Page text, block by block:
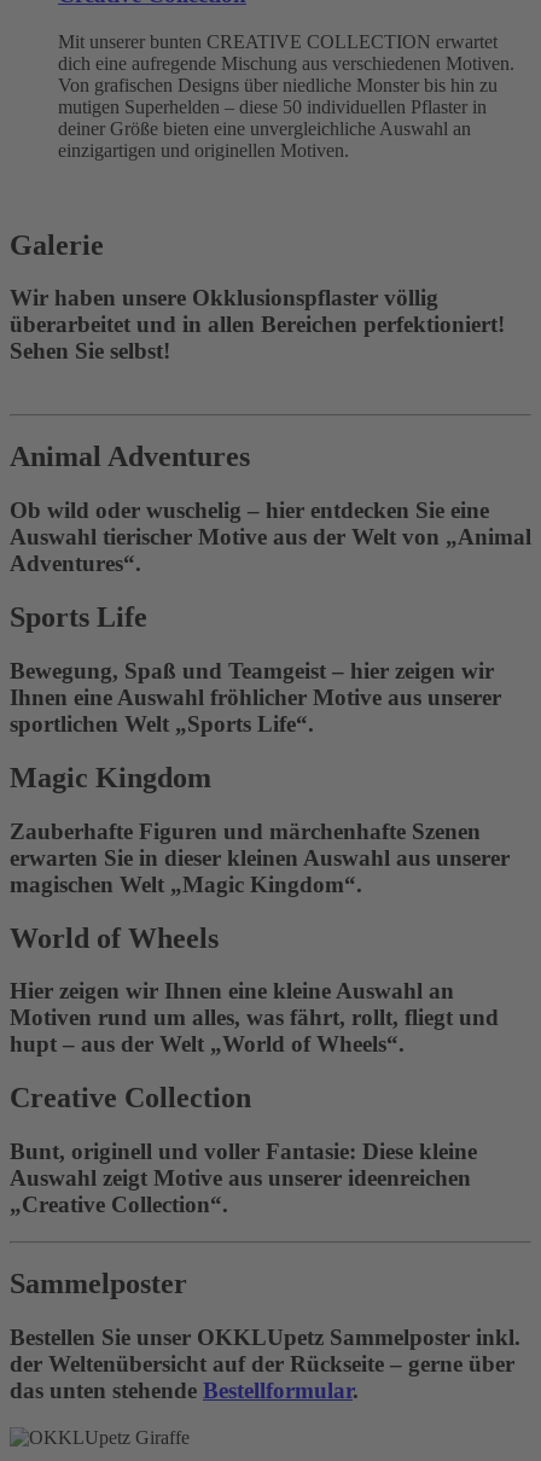
Mit unserer bunten CREATIVE COLLECTION erwartet
dich eine aufregende Mischung aus verschiedenen Motiven.
Von grafischen Designs über niedliche Monster bis hin zu
mutigen Superhelden – diese 50 individuellen Pflaster in
deiner Größe bieten eine unvergleichliche Auswahl an
einzigartigen und originellen Motiven.
Galerie
Wir haben unsere Okklusionspflaster völlig
überarbeitet und in allen Bereichen perfektioniert!
Sehen Sie selbst!
Animal Adventures
Ob wild oder wuschelig – hier entdecken Sie eine
Auswahl tierischer Motive aus der Welt von „Animal
Adventures“.
Sports Life
Bewegung, Spaß und Teamgeist – hier zeigen wir
Ihnen eine Auswahl fröhlicher Motive aus unserer
sportlichen Welt „Sports Life“.
Magic Kingdom
Zauberhafte Figuren und märchenhafte Szenen
erwarten Sie in dieser kleinen Auswahl aus unserer
magischen Welt „Magic Kingdom“.
World of Wheels
Hier zeigen wir Ihnen eine kleine Auswahl an
Motiven rund um alles, was fährt, rollt, fliegt und
hupt – aus der Welt „World of Wheels“.
Creative Collection
Bunt, originell und voller Fantasie: Diese kleine
Auswahl zeigt Motive aus unserer ideenreichen
„Creative Collection“.
Sammelposter
Bestellen Sie unser OKKLUpetz Sammelposter inkl.
der Weltenübersicht auf der Rückseite – gerne über
das unten stehende Bestellformular.